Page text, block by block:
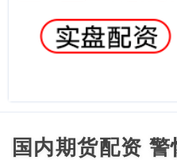
国内期货配资 警